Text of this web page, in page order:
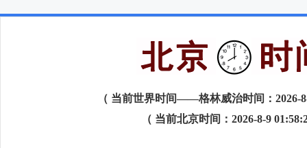
（ 当前世界时间——格林威治时间：2026-
（ 当前北京时间：2026-8-9